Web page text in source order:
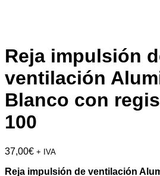
Reja impulsión
ventilación
Blanco con
100
37,00€ + IVA
Reja impulsión de ventilación